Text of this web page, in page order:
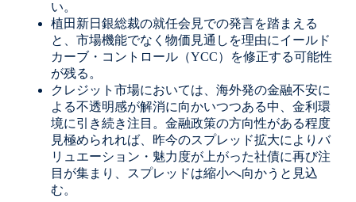
い。
植田新日銀総裁の就任会見での発言を踏まえる
と、市場機能でなく物価見通しを理由にイールド
カーブ・コントロール（YCC）を修正する可能性
が残る。
クレジット市場においては、海外発の金融不安に
よる不透明感が解消に向かいつつある中、金利環
境に引き続き注目。金融政策の方向性がある程度
見極められれば、昨今のスプレッド拡大によりバ
リュエーション・魅力度が上がった社債に再び注
目が集まり、スプレッドは縮小へ向かうと見込
む。